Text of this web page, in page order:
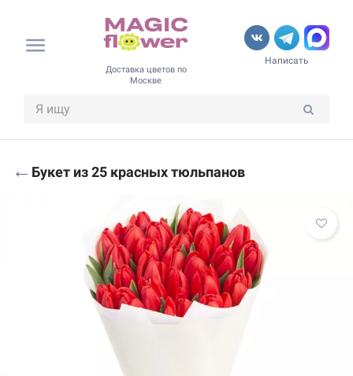
Доставка цветов по
Москве
Написать
← Букет из 25 красных тюльпанов